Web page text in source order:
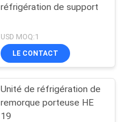
réfrigération de support
USD MOQ:1
LE CONTACT
Unité de réfrigération de
remorque porteuse HE
19